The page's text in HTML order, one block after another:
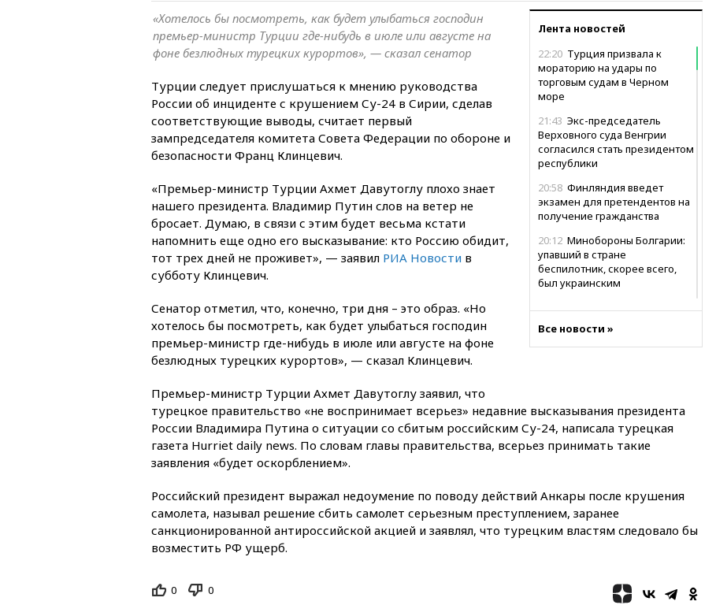
Лента новостей
22:20 Турция призвала к
мораторию на удары по
торговым судам в Черном
море
21:43 Экс-председатель
Верховного суда Венгрии
согласился стать президентом
республики
20:58 Финляндия введет
экзамен для претендентов на
получение гражданства
20:12 Минобороны Болгарии:
упавший в стране
беспилотник, скорее всего,
был украинским
компании ADNOC в Ормузе
18:25
ТАСС: Уиткофф и
Кушнер могут вскоре посетить
Москву и Киев
председателя Верховного
суда на пост президента
Венгрии
Беспилотник взорвался
Все новости »
«Хотелось бы посмотреть, как будет улыбаться господин
премьер-министр Турции где-нибудь в июле или августе на
фоне безлюдных турецких курортов», — сказал сенатор
Турции следует прислушаться к мнению руководства
России об инциденте с крушением Су-24 в Сирии, сделав
соответствующие выводы, считает первый
зампредседателя комитета Совета Федерации по обороне и
безопасности Франц Клинцевич.
«Премьер-министр Турции Ахмет Давутоглу плохо знает
нашего президента. Владимир Путин слов на ветер не
бросает. Думаю, в связи с этим будет весьма кстати
напомнить еще одно его высказывание: кто Россию обидит,
тот трех дней не проживет», — заявил РИА Новости в
субботу Клинцевич.
Сенатор отметил, что, конечно, три дня – это образ. «Но
хотелось бы посмотреть, как будет улыбаться господин
премьер-министр где-нибудь в июле или августе на фоне
безлюдных турецких курортов», — сказал Клинцевич.
Премьер-министр Турции Ахмет Давутоглу заявил, что
турецкое правительство «не воспринимает всерьез» недавние высказывания президента
России Владимира Путина о ситуации со сбитым российским Су-24, написала турецкая
газета Hurriet daily news. По словам главы правительства, всерьез принимать такие
заявления «будет оскорблением».
Российский президент выражал недоумение по поводу действий Анкары после крушения
самолета, называл решение сбить самолет серьезным преступлением, заранее
санкционированной антироссийской акцией и заявлял, что турецким властям следовало бы
возместить РФ ущерб.
0 0